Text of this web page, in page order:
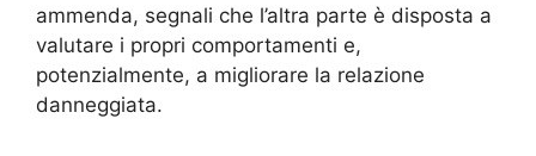
ammenda, segnali che l’altra parte è disposta a
valutare i propri comportamenti e,
potenzialmente, a migliorare la relazione
danneggiata.